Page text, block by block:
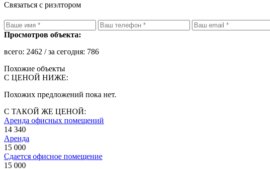
Связаться с риэлтором
Просмотров объекта:
всего: 2462 / за сегодня: 786
Похожие объекты
С ЦЕНОЙ НИЖЕ:
Похожих предложений пока нет.
С ТАКОЙ ЖЕ ЦЕНОЙ:
Аренда офисных помещений
14 340
Аренда
15 000
Сдается офисное помещение
15 000